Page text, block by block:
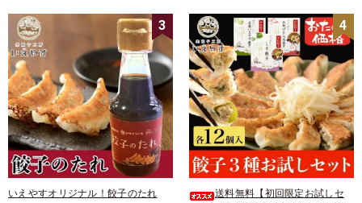
3
いえやすオリジナル！餃子のたれ
4
送料無料【初回限定お試しセ